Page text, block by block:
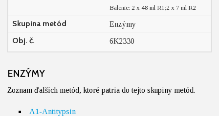
Balenie: 2 x 48 ml R1;2 x 7 ml R2
Skupina metód Enzýmy
Obj. č. 6K2330
ENZÝMY
Zoznam ďalších metód, ktoré patria do tejto skupiny metód.
A1-Antitypsin